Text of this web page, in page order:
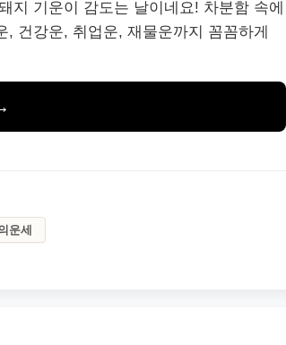
지 기운이 감도는 날이네요! 차분함 속에
건강운, 취업운, 재물운까지 꼼꼼하게
운세